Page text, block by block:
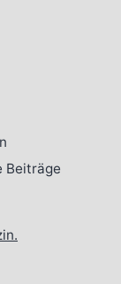
Beiträge